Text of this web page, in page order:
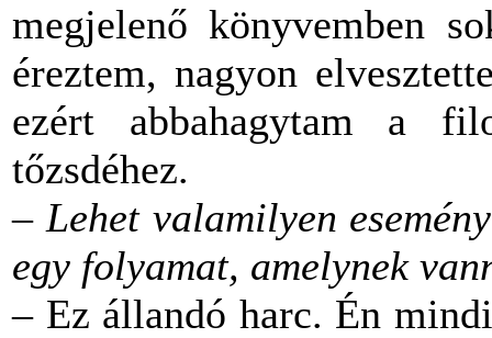
megjelenő könyvemben
éreztem, nagyon
ezért abbahagytam a
tőzsdéhez.
– Lehet valamilyen
egy folyamat, amelynek
– Ez állandó harc. Én